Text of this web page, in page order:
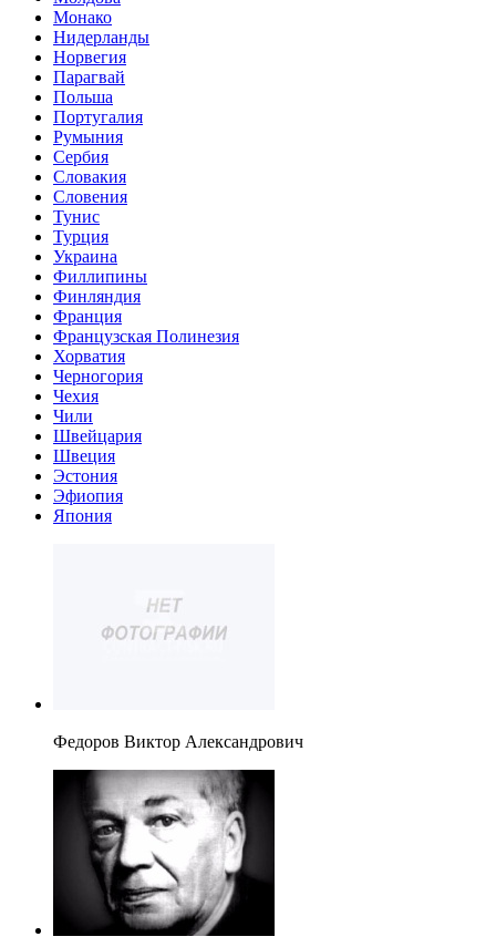
Монако
Нидерланды
Норвегия
Парагвай
Польша
Португалия
Румыния
Сербия
Словакия
Словения
Тунис
Турция
Украина
Филлипины
Финляндия
Франция
Французская Полинезия
Хорватия
Черногория
Чехия
Чили
Швейцария
Швеция
Эстония
Эфиопия
Япония
Федоров Виктор Александрович